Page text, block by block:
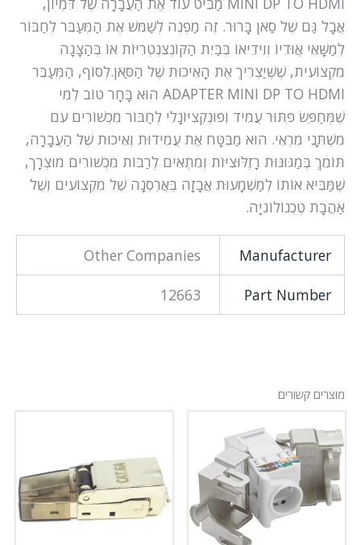
אֲבָל גַּם שֶׁל סַאֹן בָּרוּר. זֶה מַפְנֶה לְשַׁמֵּשׁ אֶת הַמְּעַבֵּר לְחַבּוֹר
לְמַשָּׁאֵי אֲוּדִיוֹ וְוִידֵיאוֹ בְּבַּיִת הַקּוֹנְצִנְטְרִיּוֹת אוֹ בְּהַצָּגָה
מִקְצוֹעִית, שֶׁשֶּׁיַּצְרִיךְ אֶת הָאֵיכוּת שֶׁל הַסַּאֹן.לְסוֹף, הַמְּעַבֵּר
ADAPTER MINI DP TO HDMI הוּא בָּחָר טוֹב לְמִי
שֶׁמְּחַפֵּשׂ פִּתּוּר עֲמִיד וְפוּנְקְצִיּוֹנָלִי לְחַבּוֹר מִכְשׁוֹרִים עִם
מִשְׁתָּנֵי מִרְאֵי. הוּא מַבִּטָּח אֶת עֲמִידוּת וְאֵיכוּת שֶׁל הַעֲבָרָה,
תּוֹמֵךְ בְּמַגּוּנּוּת רָזֶלּוּצִיּוֹת וְמִתְאִים לְרַבּוֹת מִכְשׁוֹרִים מוּצְרָך,
שֶׁמַּבִּיא אוֹתוֹ לְמַשְׁמָעוּת אֲבָזָה בְּאֲרְסְנָה שֶׁל מִקְצוֹעִים וְשֶׁל
אַהֲבָת טֶכְנוֹלוֹגִיָּה.
Manufacturer
Other Companies
Part Number
12663
מוצרים קשורים